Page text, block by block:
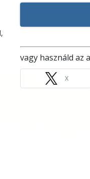
vagy használd az
X